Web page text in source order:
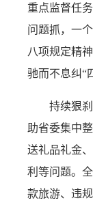
重点监督任
问题抓，一
八项规定精
驰而不息纠“
持续狠刹
助省委集中
送礼品礼金
利等问题。
款旅游、违